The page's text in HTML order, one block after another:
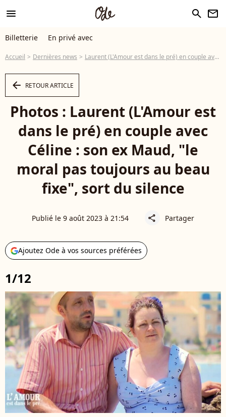
menu search newsletter
Billetterie En privé avec
Accueil Dernières news Laurent (L'Amour est dans le pré) en couple avec Céline : son ex Maud, "le moral pas toujours au beau fixe", sort du silence
arrow_left RETOUR ARTICLE
Photos : Laurent (L'Amour est
dans le pré) en couple avec
Céline : son ex Maud, "le
moral pas toujours au beau
fixe", sort du silence
Publié le 9 août 2023 à 21:54 share Partager
Ajoutez Ode à vos sources préférées
1/12